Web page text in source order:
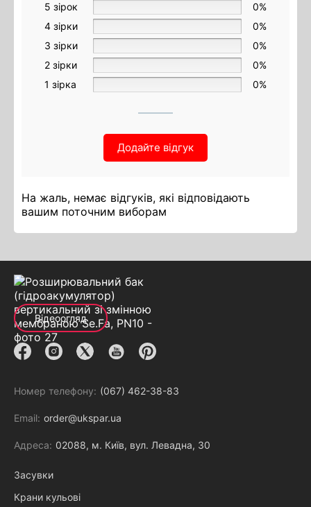
5 зірок
0%
4 зірки
0%
3 зірки
0%
2 зірки
0%
1 зірка
0%
Додайте відгук
На жаль, немає відгуків, які відповідають
вашим поточним виборам
Відеоогляд
Номер телефону: (067) 462-38-83
Email: order@ukspar.ua
Адреса: 02088, м. Київ, вул. Левадна, 30
Засувки
Крани кульові